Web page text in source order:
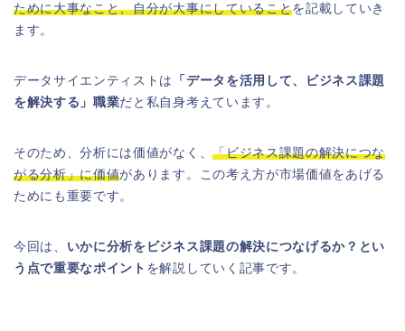
ために大事なこと、自分が大事にしていることを記載していき
ます。
データサイエンティストは
「データを活用して、ビジネス課題
を解決する」職業だと私自身考えています。
そのため、分析には価値がなく、「ビジネス課題の解決につな
がる分析」に価値があります。この考え方が市場価値をあげる
ためにも重要です。
今回は、 いかに分析をビジネス課題の解決につなげるか？とい
う点で重要なポイント を解説していく記事です。